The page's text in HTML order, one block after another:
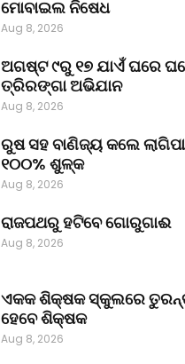
ମୋବାଇଲ ନିଷେଧ
Aug 8, 2026
ଅଗଷ୍ଟ ୯ରୁ ୧୭ ଯାଏଁ ଘରେ
ତ୍ରିରଙ୍ଗା ଅଭିଯାନ
Aug 8, 2026
ରୁଷ ସହ ବାଣିଜ୍ୟ କଲେ
୧୦୦% ଶୁଳ୍କ
Aug 8, 2026
ରାଜପଥରୁ ହଟିବେ ଗୋରୁଗାଈ
Aug 8, 2026
ଏକକ ଶିକ୍ଷକ ସ୍କୁଲରେ
ହେବେ ଶିକ୍ଷକ
Aug 8, 2026